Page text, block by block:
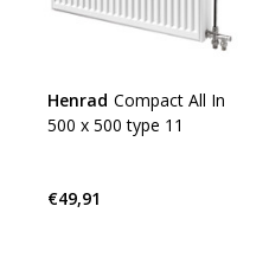
Henrad Compact All In
500 x 500 type 11
€49,91